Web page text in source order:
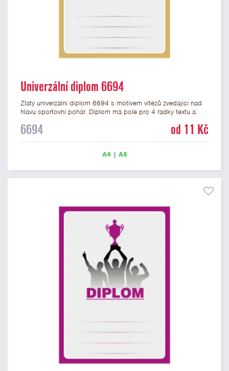
Univerzální diplom 6694
Zlatý univerzální diplom 6694 s motivem vítězů zvedající nad
hlavu sportovní pohár. Diplom má pole pro 4 řádky textu a
formátu A4 a A5. Tento univerzální diplom je vhodný pro
motivem vítězů s pohárem má gramáž 250 g/m2.
6694 od 11 Kč
A4| A5